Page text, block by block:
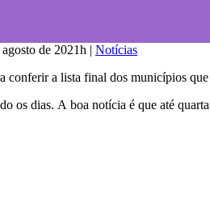
de 2021h | Notícias
conferir a lista final dos municípios
os dias. A boa notícia é que até